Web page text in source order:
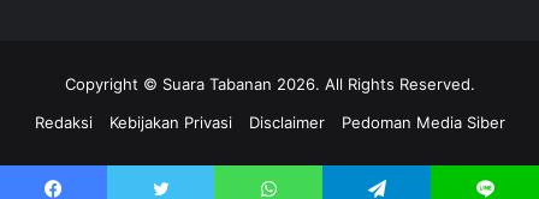
Copyright © Suara Tabanan 2026. All Rights Reserved.
Redaksi
Kebijakan Privasi Disclaimer Pedoman Media Siber